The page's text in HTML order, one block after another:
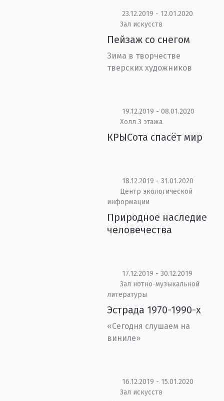
23.12.2019 - 12.01.2020
Зал искусств
Пейзаж со снегом
Зима в творчестве
тверских художников
19.12.2019 - 08.01.2020
Холл 3 этажа
КРЫСота спасёт мир
18.12.2019 - 31.01.2020
Центр экологической
информации
Природное наследие
человечества
17.12.2019 - 30.12.2019
Зал нотно-музыкальной
литературы
Эстрада 1970-1990-х
«Сегодня слушаем на
виниле»
16.12.2019 - 15.01.2020
Зал искусств